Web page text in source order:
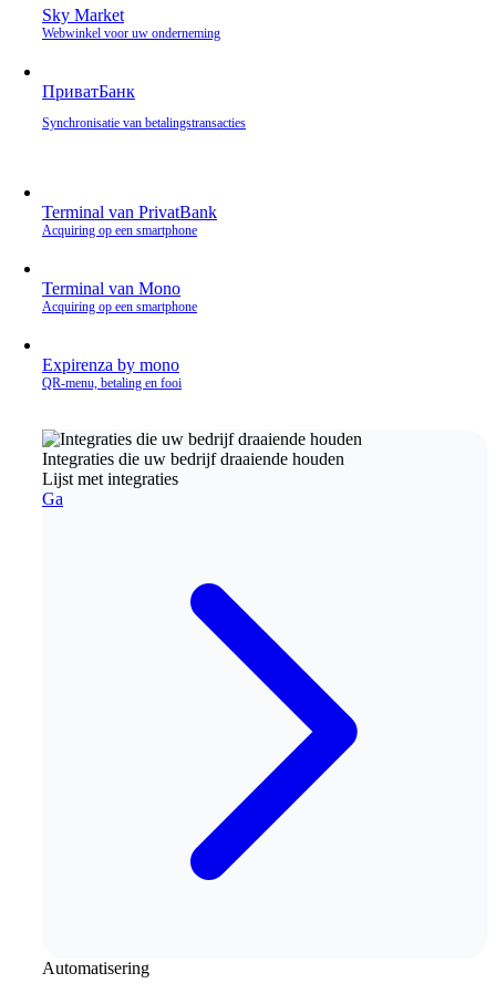
Sky Market
Webwinkel voor uw onderneming
ПриватБанк
Synchronisatie van betalingstransacties
Terminal van PrivatBank
Acquiring op een smartphone
Terminal van Mono
Acquiring op een smartphone
Expirenza by mono
QR‑menu, betaling en fooi
Integraties die uw bedrijf draaiende houden
Lijst met integraties
Ga
Automatisering